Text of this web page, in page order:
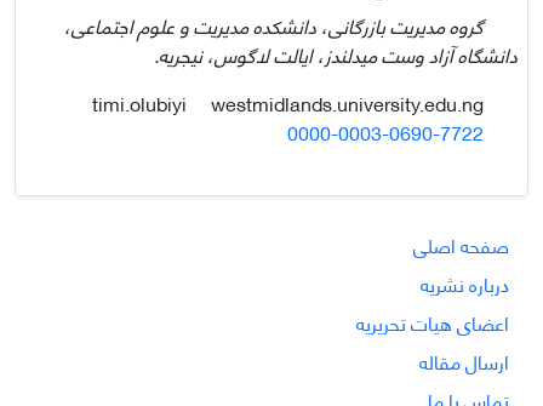
گروه مدیریت بازرگانی، دانشکده مدیریت و علوم اجتماعی،
دانشگاه آزاد وست میدلندز، ایالت لاگوس، نیجریه.
westmidlands.university.edu.ng
0000-0003-0690-7722
صفحه اصلی
درباره نشریه
اعضای هیات تحریریه
ارسال مقاله
تماس با ما